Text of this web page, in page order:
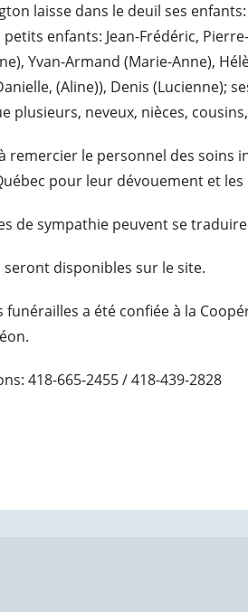
laisse dans le deuil ses
enfants: Jean-Frédéric,
Yvan-Armand (Marie-Anne),
(Aline)), Denis (Lucienne);
plusieurs, neveux, nièces,
remercier le personnel des soins
pour leur dévouement et
de sympathie peuvent se
disponibles sur le site.
funérailles a été confiée à la
418-665-2455 / 418-439-2828